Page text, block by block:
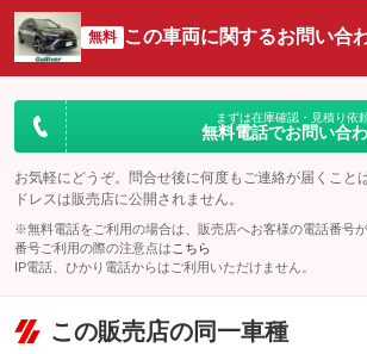
無料 この車両に関するお問い合
まずは在庫確認・見積り依
無料電話でお問い合
お気軽にどうぞ。問合せ後に何度もご連絡が届くこと
ドレスは販売店に公開されません。
※無料電話をご利用の場合は、販売店へお客様の電話番号
番号ご利用の際の注意点は こちら
IP電話、ひかり電話からはご利用いただけません。
この販売店の同一車種